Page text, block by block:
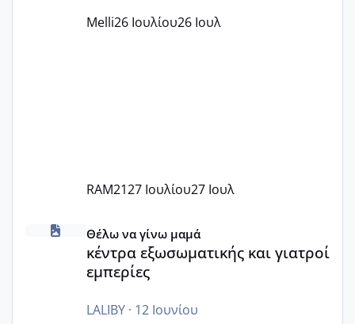
Εγώ πήγα σε έναν ιδιωτικό παιδικό στ
Melli26 Ιουλίου26 Ιουλ
RAM2127 Ιουλίου27 Ιουλ
κέντρα εξωσωματικής και γιατροί εμπερίες
Θέλω να γίνω μαμά
κέντρα εξωσωματικής και γιατροί
εμπερίες
LALIBY· 12 Ιουνίου